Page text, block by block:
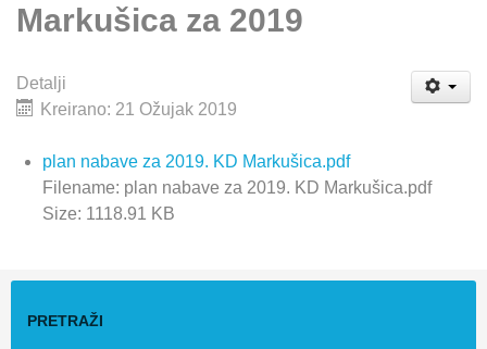
Markušica za 2019
Detalji
Kreirano: 21 Ožujak 2019
plan nabave za 2019. KD Markušica.pdf
Filename: plan nabave za 2019. KD Markušica.pdf
Size: 1118.91 KB
PRETRAŽI